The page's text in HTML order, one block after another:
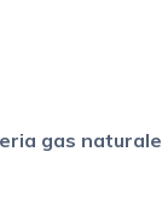
gas naturale